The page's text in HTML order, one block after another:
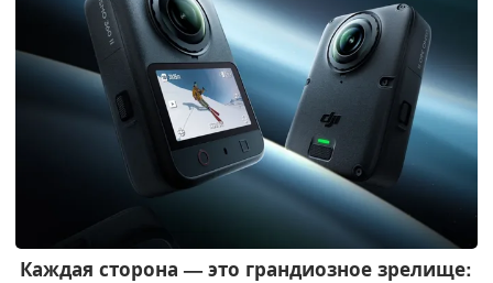
Каждая сторона — это грандиозное зрелище: